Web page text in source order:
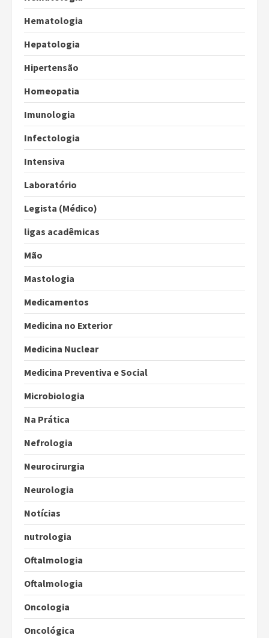
Hematologia
Hepatologia
Hipertensão
Homeopatia
Imunologia
Infectologia
Intensiva
Laboratório
Legista (Médico)
ligas acadêmicas
Mão
Mastologia
Medicamentos
Medicina no Exterior
Medicina Nuclear
Medicina Preventiva e Social
Microbiologia
Na Prática
Nefrologia
Neurocirurgia
Neurologia
Notícias
nutrologia
Oftalmologia
Oftalmologia
Oncologia
Oncológica